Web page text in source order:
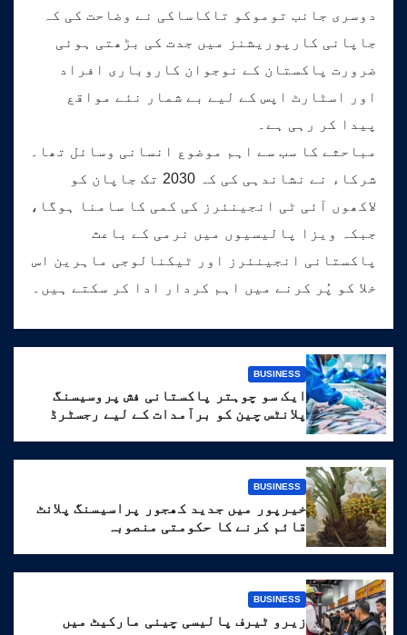
دوسری جانب توموکو تاکاساکی نے وضاحت کی کہ
جاپانی کارپوریشنز میں جدت کی بڑھتی ہوئی
ضرورت پاکستان کے نوجوان کاروباری افراد
اور اسٹارٹ اپس کے لیے بے شمار نئے مواقع
پیدا کر رہی ہے۔
مباحثے کا سب سے اہم موضوع انسانی وسائل تھا۔
شرکاء نے نشاندہی کی کہ 2030 تک جاپان کو
لاکھوں آئی ٹی انجینئرز کی کمی کا سامنا ہوگا،
جبکہ ویزا پالیسیوں میں نرمی کے باعث
پاکستانی انجینئرز اور ٹیکنالوجی ماہرین اس
خلا کو پُر کرنے میں اہم کردار ادا کر سکتے ہیں۔
BUSINESS
ایک سو چوہتر پاکستانی فش پروسیسنگ
پلانٹس چین کو برآمدات کے لیے رجسٹرڈ
BUSINESS
خیرپور میں جدید کھجور پراسیسنگ پلانٹ
قائم کرنے کا حکومتی منصوبہ
BUSINESS
زیرو ٹیرف پالیسی چینی مارکیٹ میں